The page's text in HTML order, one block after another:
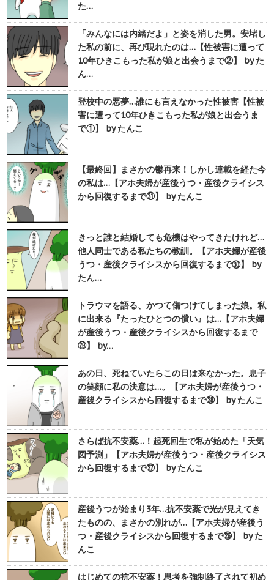
た…
「みんなには内緒だよ」と姿を消した男。安堵し
た私の前に、再び現れたのは…【性被害に遭って
10年ひきこもった私が娘と出会うまで②】 by た
ん…
登校中の悪夢…誰にも言えなかった性被害【性被
害に遭って10年ひきこもった私が娘と出会うま
で①】 by たんこ
【最終回】まさかの鬱再来！しかし連載を経た今
の私は…【アホ夫婦が産後うつ・産後クライシス
から回復するまで㉛】 by たんこ
きっと誰と結婚しても危機はやってきたけれど…
他人同士である私たちの教訓。【アホ夫婦が産後
うつ・産後クライシスから回復するまで㉚】 by
たん…
トラウマを語る、かつて傷つけてしまった娘。私
に出来る『たったひとつの償い』は…【アホ夫婦
が産後うつ・産後クライシスから回復するまで
㉙】 by…
あの日、死ねていたらこの日は来なかった。息子
の笑顔に私の決意は…。【アホ夫婦が産後うつ・
産後クライシスから回復するまで㉘】 by たんこ
さらば抗不安薬…！起死回生で私が始めた「天気
図予測」【アホ夫婦が産後うつ・産後クライシス
から回復するまで㉗】 by たんこ
産後うつが始まり3年…抗不安薬で光が見えてき
たものの、まさかの別れが…【アホ夫婦が産後う
つ・産後クライシスから回復するまで㉖】 by た
んこ
はじめての抗不安薬！思考を強制終了されて初め